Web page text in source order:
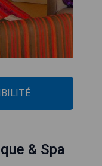
& Spa